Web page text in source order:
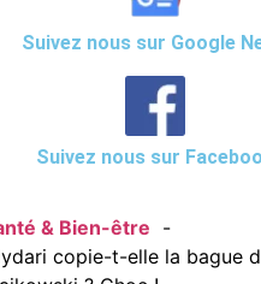
Suivez nous sur Google
Suivez nous sur
& Bien-être
copie-t-elle la bague